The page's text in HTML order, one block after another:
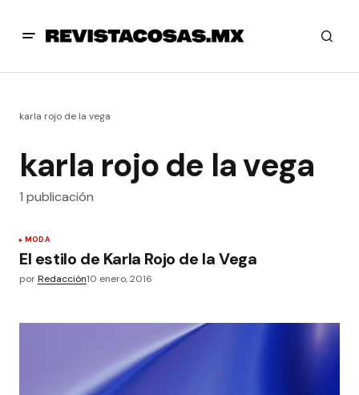
karla rojo de la vega
karla rojo de la vega
1 publicación
MODA
El estilo de Karla Rojo de la Vega
porRedacción10 enero, 2016